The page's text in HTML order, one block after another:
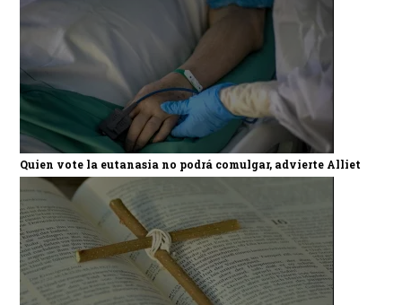
Quien vote la eutanasia no podrá comulgar, advierte Alliet